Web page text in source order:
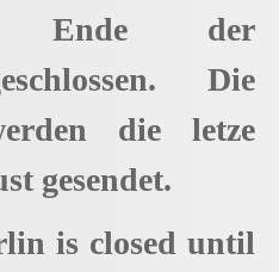
Ende der
Die
die letze
gesendet.
is closed until